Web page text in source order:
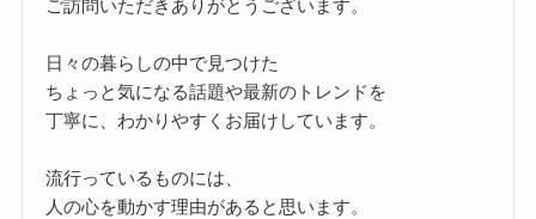
ご訪問いただきありがとうございます。
日々の暮らしの中で見つけた
ちょっと気になる話題や最新のトレンドを
丁寧に、わかりやすくお届けしています。
流行っているものには、
人の心を動かす理由があると思います。